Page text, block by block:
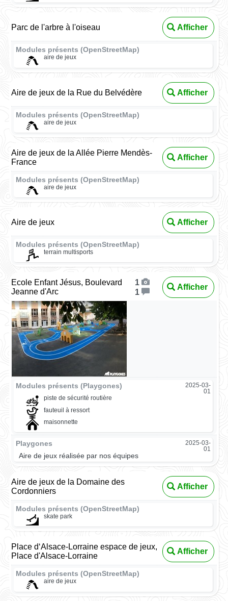
Parc de l'arbre à l'oiseau Afficher
Modules présents (OpenStreetMap)
aire de jeux
Aire de jeux de la Rue du Belvédère Afficher
Modules présents (OpenStreetMap)
aire de jeux
Aire de jeux de la Allée Pierre Mendès-
France
Afficher
Modules présents (OpenStreetMap)
aire de jeux
Aire de jeux Afficher
Modules présents (OpenStreetMap)
terrain multisports
Ecole Enfant Jésus, Boulevard
Jeanne d'Arc
1
1
Afficher
Modules présents (Playgones)
2025-03-
01
piste de sécurité routière
fauteuil à ressort
maisonnette
Playgones
2025-03-
01
Aire de jeux réalisée par nos équipes
Aire de jeux de la Domaine des
Cordonniers
Afficher
Modules présents (OpenStreetMap)
skate park
Place d‘Alsace-Lorraine espace de jeux,
Place d'Alsace-Lorraine
Afficher
Modules présents (OpenStreetMap)
aire de jeux